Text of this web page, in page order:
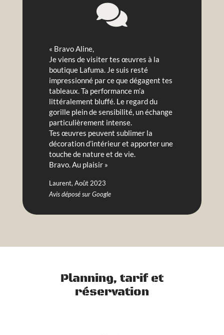

« Bravo Aline,
Je viens de visiter tes œuvres à la
boutique Lafuma. Je suis resté
impressionné par ce que dégagent tes
tableaux. Ta performance m’a
littéralement bluffé. Le regard du
gorille plein de sensibilité, un échange
particulièrement intense.
Tes œuvres peuvent sublimer la
décoration d’intérieur et apporter une
touche de nature et de vie.
Bravo. Au plaisir »
Laurent, Août 2023
Avis déposé sur Google
Planning, tarif et
réservation